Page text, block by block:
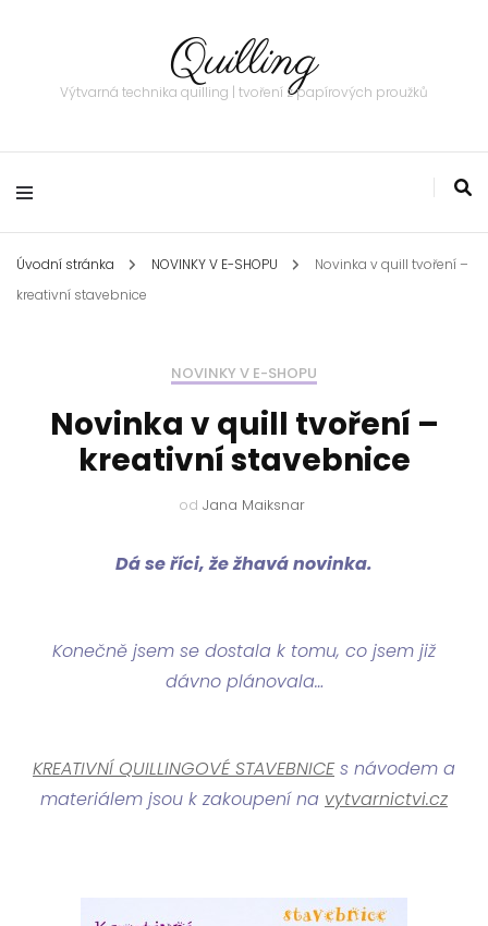
Quilling
Výtvarná technika quilling | tvoření z papírových proužků
Úvodní stránka NOVINKY V E-SHOPU
Novinka v quill tvoření –
kreativní stavebnice
NOVINKY V E-SHOPU
Novinka v quill tvoření –
kreativní stavebnice
od Jana Maiksnar
Dá se říci, že žhavá novinka.
Konečně jsem se dostala k tomu, co jsem již
dávno plánovala…
KREATIVNÍ QUILLINGOVÉ STAVEBNICEs návodem a
materiálem jsou k zakoupení na vytvarnictvi.cz